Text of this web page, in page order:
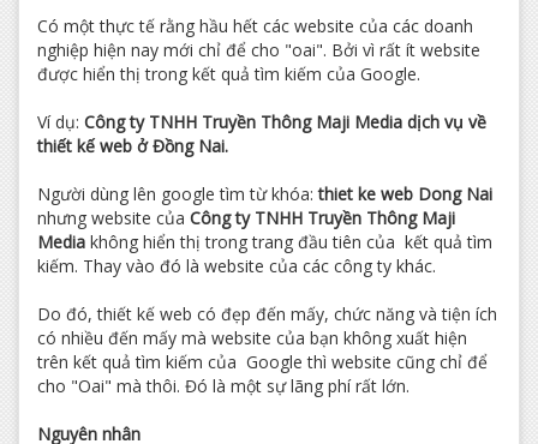
Có một thực tế rằng hầu hết các website của các doanh
nghiệp hiện nay mới chỉ để cho "oai". Bởi vì rất ít website
được hiển thị trong kết quả tìm kiếm của Google.
Ví dụ: Công ty TNHH Truyền Thông Maji Media dịch vụ về
thiết kế web ở Đồng Nai.
Người dùng lên google tìm từ khóa:thiet ke web Dong Nai
nhưng website của Công ty TNHH Truyền Thông Maji
Media không hiển thị trong trang đầu tiên của kết quả tìm
kiếm. Thay vào đó là website của các công ty khác.
Do đó, thiết kế web có đẹp đến mấy, chức năng và tiện ích
có nhiều đến mấy mà website của bạn không xuất hiện
trên kết quả tìm kiếm của Google thì website cũng chỉ để
cho "Oai" mà thôi. Đó là một sự lãng phí rất lớn.
Nguyên nhân